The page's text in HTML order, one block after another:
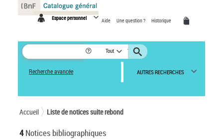
Espace personnel Aide Une question ? Historique
Tout
Recherche avancée AUTRES RECHERCHES
Accueil Liste de notices suite rebond
4Notices bibliographiques
Panneau de gestion des cookies